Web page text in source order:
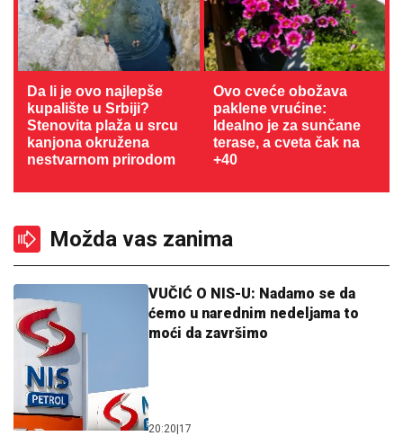
Da li je ovo najlepše
kupalište u Srbiji?
Stenovita plaža u srcu
kanjona okružena
nestvarnom prirodom
Ovo cveće obožava
paklene vrućine:
Idealno je za sunčane
terase, a cveta čak na
+40
Možda vas zanima
VUČIĆ O NIS-U: Nadamo se da
ćemo u narednim nedeljama to
moći da završimo
20:20 17